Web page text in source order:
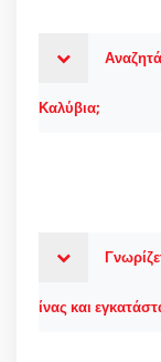
Καλύβια;
ίνας και